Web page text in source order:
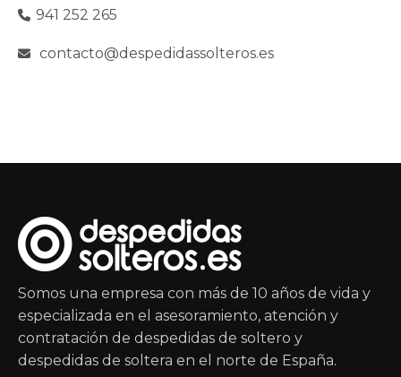
941 252 265
contacto@despedidassolteros.es
Somos una empresa con más de 10 años de vida y
especializada en el asesoramiento, atención y
contratación de despedidas de soltero y
despedidas de soltera en el norte de España.